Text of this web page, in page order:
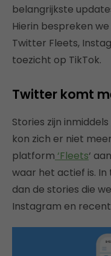
belangrijkste
Hierin bespreken
Twitter Fleets,
toezicht op TikTok.
Twitter komt
Stories zijn
kon zich er niet
platform ‘Fleets‘
waar het actief is.
dan de stories die
Instagram en recent